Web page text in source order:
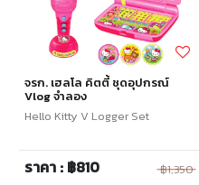
จรก. เฮลโล คิตตี้ ชุดอุปกรณ์
Vlog จำลอง
Hello Kitty V Logger Set
ราคา : ฿810 ฿1,350